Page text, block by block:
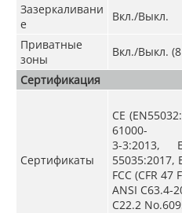
Зазеркаливани
е
Вкл./Выкл.
Приватные
зоны
Вкл./Выкл.
Сертификация
Сертификаты
CE
61000-
3-3:2013,
55035:2017,
FCC (CFR 47
ANSI C63.4-
C22.2